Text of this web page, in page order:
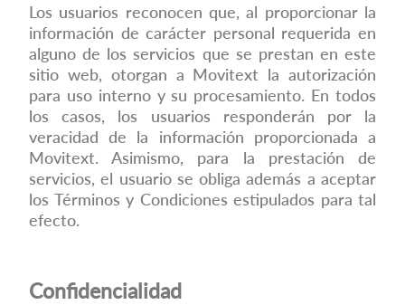
Los usuarios reconocen que, al proporcionar la
información de carácter personal requerida en
alguno de los servicios que se prestan en este
sitio web, otorgan a Movitext la autorización
para uso interno y su procesamiento. En todos
los casos, los usuarios responderán por la
veracidad de la información proporcionada a
Movitext. Asimismo, para la prestación de
servicios, el usuario se obliga además a aceptar
los Términos y Condiciones estipulados para tal
efecto.
Confidencialidad